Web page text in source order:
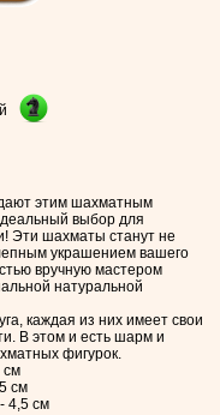
этим шахматным
выбор для
Эти шахматы станут не
украшением вашего
вручную мастером
натуральной
каждая из них имеет свои
В этом и есть шарм и
фигурок.
см
см
4,5 см